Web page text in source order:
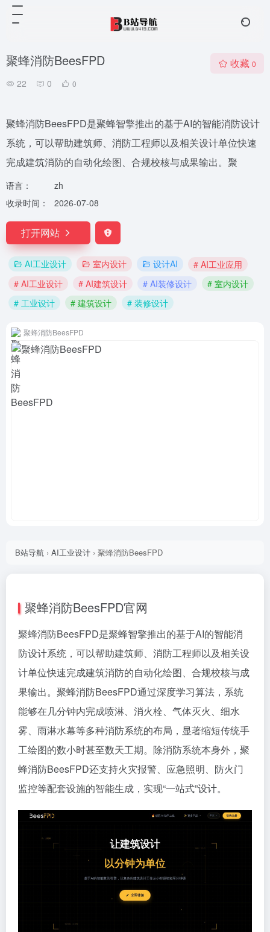
聚蜂消防BeesFPD
22 0 0
收藏 0
聚蜂消防BeesFPD是聚蜂智擎推出的基于AI的智能消防设计
系统，可以帮助建筑师、消防工程师以及相关设计单位快速
完成建筑消防的自动化绘图、合规校核与成果输出。聚
语言：
zh
收录时间：
2026-07-08
打开网站
AI工业设计 室内设计 设计AI
# AI工业应用
# AI工业设计
# AI建筑设计 # AI装修设计
# 室内设计
# 工业设计
# 建筑设计 # 装修设计
聚蜂消防BeesFPD
B站导航 › AI工业设计 › 聚蜂消防BeesFPD
聚蜂消防BeesFPD官网
聚蜂消防BeesFPD是聚蜂智擎推出的基于AI的智能消
防设计系统，可以帮助建筑师、消防工程师以及相关设
计单位快速完成建筑消防的自动化绘图、合规校核与成
果输出。聚蜂消防BeesFPD通过深度学习算法，系统
能够在几分钟内完成喷淋、消火栓、气体灭火、细水
雾、雨淋水幕等多种消防系统的布局，显著缩短传统手
工绘图的数小时甚至数天工期。除消防系统本身外，聚
蜂消防BeesFPD还支持火灾报警、应急照明、防火门
监控等配套设施的智能生成，实现“一站式”设计。